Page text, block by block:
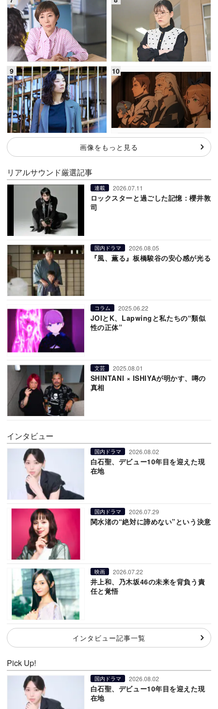
画像をもっと見る
リアルサウンド厳選記事
連載 2026.07.11
ロックスターと過ごした記憶：櫻井敦
司
国内ドラマ 2026.08.05
『風、薫る』板橋駿谷の安心感が光る
コラム 2025.06.22
JOIとK、Lapwingと私たちの“類似
性の正体”
文芸 2025.08.01
SHINTANI × ISHIYAが明かす、噂の
真相
インタビュー
国内ドラマ 2026.08.02
白石聖、デビュー10年目を迎えた現
在地
国内ドラマ 2026.07.29
関水渚の“絶対に諦めない”という決意
映画 2026.07.22
井上和、乃木坂46の未来を背負う責
任と覚悟
インタビュー記事一覧
Pick Up!
国内ドラマ 2026.08.02
白石聖、デビュー10年目を迎えた現
在地